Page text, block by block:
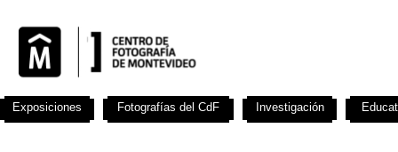
Exposiciones Fotografías del CdF Investigación